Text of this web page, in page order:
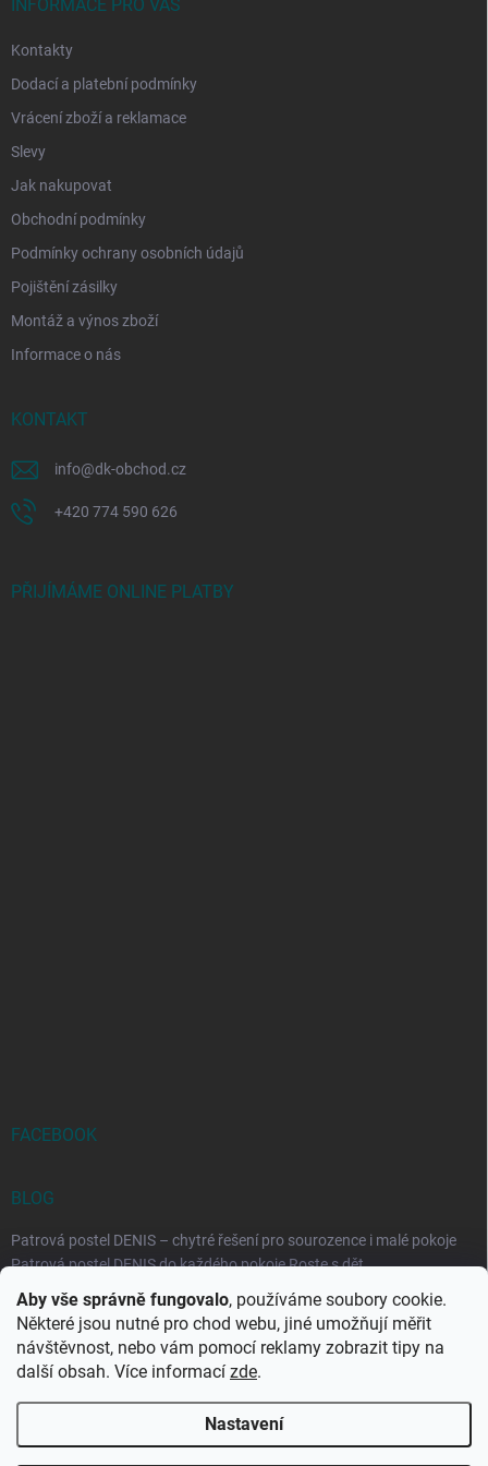
Aby vše správně fungovalo, používáme soubory cookie.
Některé jsou nutné pro chod webu, jiné umožňují měřit
návštěvnost, nebo vám pomocí reklamy zobrazit tipy na
další obsah. Více informací zde.
Nastavení
INFORMACE PRO VÁS
Kontakty
Dodací a platební podmínky
Vrácení zboží a reklamace
Slevy
Jak nakupovat
Obchodní podmínky
Podmínky ochrany osobních údajů
Pojištění zásilky
Montáž a výnos zboží
Informace o nás
KONTAKT
info@dk-obchod.cz
+420 774 590 626
PŘIJÍMÁME ONLINE PLATBY
FACEBOOK
BLOG
Patrová postel DENIS – chytré řešení pro sourozence i malé pokoje
Patrová postel DENIS do každého pokoje Roste s dět...
Rozkládací postele RELAX – ideální řešení pro malé prostory i
každodenní spaní
Rozkládací postel, která se přizpůsobí vašemu živo...